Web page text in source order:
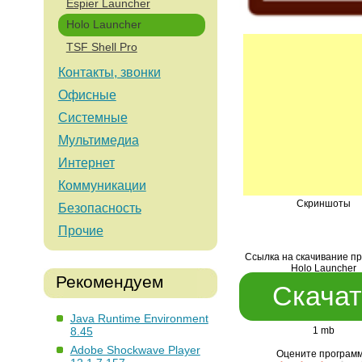
Espier Launcher
Holo Launcher
TSF Shell Pro
Контакты, звонки
Офисные
Системные
Мультимедиа
Интернет
Коммуникации
Безопасность
Прочие
Рекомендуем
Java Runtime Environment
8.45
Adobe Shockwave Player
Скриншоты
Ссылка на скачивание
Holo Launcher
1 mb
Оцените